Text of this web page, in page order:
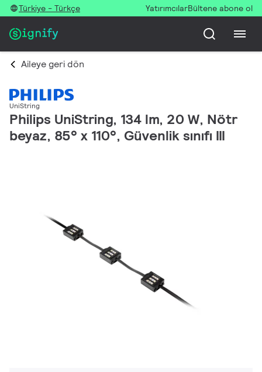
Türkiye - Türkçe YatırımcılarBültene abone ol
Aileye geri dön
UniString
Philips UniString, 134 lm, 20 W, Nötr
beyaz, 85° x 110°, Güvenlik sınıfı III